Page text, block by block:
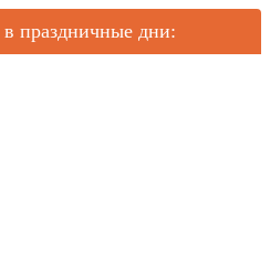
праздничные дни: